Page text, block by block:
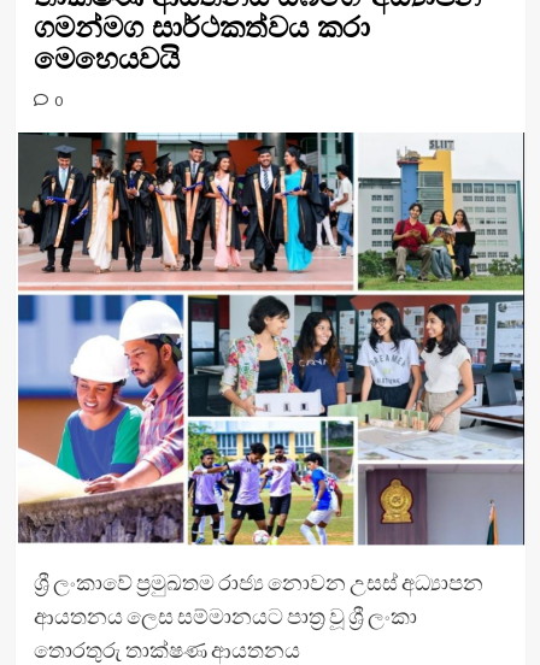
ගමන්මග සාර්ථකත්වය කරා
මෙහෙයවයි
0
ශ්‍රී ලංකාවේ ප්‍රමුඛතම රාජ්‍ය නොවන උසස් අධ්‍යාපන
ආයතනය ලෙස සම්මානයට පාත්‍ර වූ ශ්‍රී ලංකා
තොරතුරු තාක්ෂණ ආයතනය